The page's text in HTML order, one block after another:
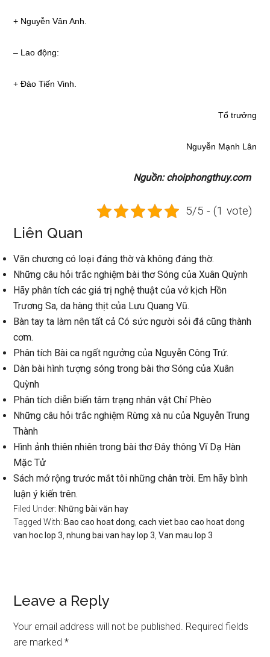
+ Nguyễn Vân Anh.
– Lao động:
+ Đào Tiến Vinh.
Tổ trưởng
Nguyễn Mạnh Lân
Nguồn: choiphongthuy.com
5/5 - (1 vote)
Liên Quan
Văn chương có loại đáng thờ và không đáng thờ.
Những câu hỏi trắc nghiệm bài thơ Sóng của Xuân Quỳnh
Hãy phân tích các giá trị nghệ thuật của vở kịch Hồn
Trương Sa, da hàng thịt của Lưu Quang Vũ.
Bàn tay ta làm nên tất cả Có sức người sỏi đá cũng thành
cơm.
Phân tích Bài ca ngất ngưởng của Nguyễn Công Trứ.
Dàn bài hình tượng sóng trong bài thơ Sóng của Xuân
Quỳnh
Phân tích diễn biến tâm trạng nhân vật Chí Phèo
Những câu hỏi trắc nghiệm Rừng xà nu của Nguyễn Trung
Thành
Hình ảnh thiên nhiên trong bài thơ Đây thông Vĩ Dạ Hàn
Mặc Tử
Sách mở rộng trước mắt tôi những chân trời. Em hãy bình
luận ý kiến trên.
Filed Under: Những bài văn hay
Tagged With: Bao cao hoat dong ,cach viet bao cao hoat dong
van hoc lop 3 ,nhung bai van hay lop 3 ,Van mau lop 3
Reader
Interactions
Leave a Reply
Your email address will not be published. Required fields
are marked*